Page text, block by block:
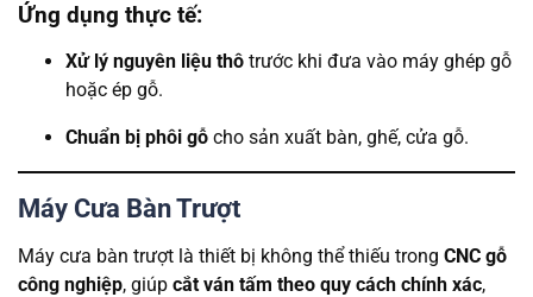
Ứng dụng thực tế:
Xử lý nguyên liệu thô trước khi đưa vào máy ghép gỗ
hoặc ép gỗ.
Chuẩn bị phôi gỗ cho sản xuất bàn, ghế, cửa gỗ.
Máy Cưa Bàn Trượt
Máy cưa bàn trượt là thiết bị không thể thiếu trong CNC gỗ
công nghiệp, giúp cắt ván tấm theo quy cách chính xác,